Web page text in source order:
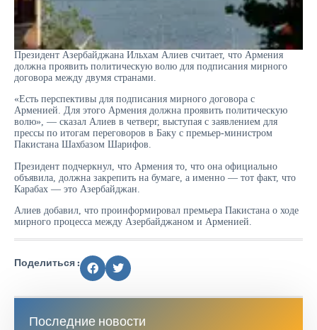
Президент Азербайджана Ильхам Алиев считает, что Армения
должна проявить политическую волю для подписания мирного
договора между двумя странами.
«Есть перспективы для подписания мирного договора с
Арменией. Для этого Армения должна проявить политическую
волю», — сказал Алиев в четверг, выступая с заявлением для
прессы по итогам переговоров в Баку с премьер-министром
Пакистана Шахбазом Шарифов.
Президент подчеркнул, что Армения то, что она официально
объявила, должна закрепить на бумаге, а именно — тот факт, что
Карабах — это Азербайджан.
Алиев добавил, что проинформировал премьера Пакистана о ходе
мирного процесса между Азербайджаном и Арменией.
Поделиться :
Последние новости